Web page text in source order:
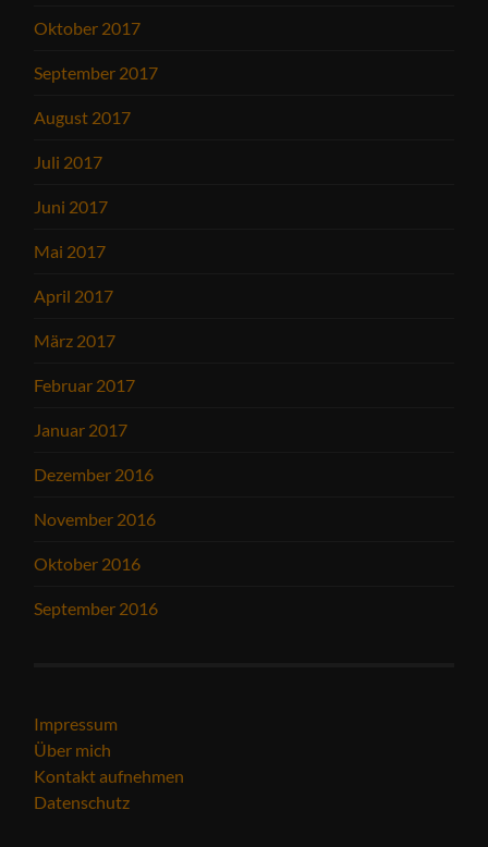
Oktober 2017
September 2017
August 2017
Juli 2017
Juni 2017
Mai 2017
April 2017
März 2017
Februar 2017
Januar 2017
Dezember 2016
November 2016
Oktober 2016
September 2016
Impressum
Über mich
Kontakt aufnehmen
Datenschutz